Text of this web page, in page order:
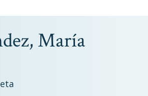
María